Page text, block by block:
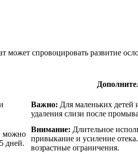
может спровоцировать развитие
Важно: Для маленьких детей
удаления слизи после
можно
дней.
Внимание: Длительное
привыкание и усиление
возрастные ограничения.